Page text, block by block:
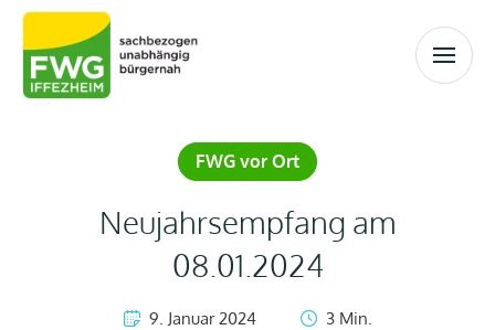
FWG vor Ort
Neujahrsempfang am
08.01.2024
9. Januar 2024 3 Min.